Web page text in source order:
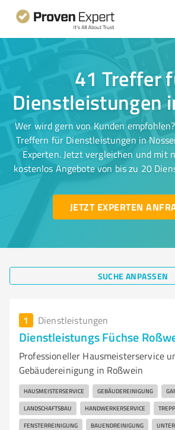
41 Treffer
Dienstleistungen
Wer wird gern von Kunden
Treffern für Dienstleistungen in
Experten. Jetzt vergleichen und mit
kostenlos Angebote von bis zu 20
JETZT EXPERTEN
SUCHE ANPASSEN
1 Dienstleistungen
Dienstleistungs Füchse
Professioneller Hausmeisterservice
Gebäudereinigung in Roßwein
HAUSMEISTERSERVICE GEBÄUDEREINIGUNG
LANDSCHAFTSBAU HANDWERKERSERVICE
FENSTERREINIGUNG BAUENDREINIGUNG